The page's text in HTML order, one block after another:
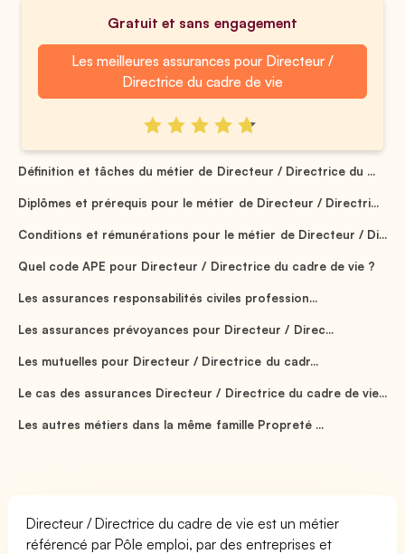
Gratuit et sans engagement
Les meilleures assurances pour Directeur /
Directrice du cadre de vie
Définition et tâches du métier de Directeur / Directrice du ...
Diplômes et prérequis pour le métier de Directeur / Directri...
Conditions et rémunérations pour le métier de Directeur / Di...
Quel code APE pour Directeur / Directrice du cadre de vie ?
Les assurances responsabilités civiles profession...
Les assurances prévoyances pour Directeur / Direc...
Les mutuelles pour Directeur / Directrice du cadr...
Le cas des assurances Directeur / Directrice du cadre de vie...
Les autres métiers dans la même famille Propreté ...
Directeur / Directrice du cadre de vie est un métier
référencé par Pôle emploi, par des entreprises et